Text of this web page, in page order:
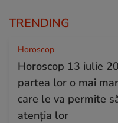
TRENDING
Horoscop
Horoscop 13 iulie
partea lor o mai
care le va permite
atenția lor